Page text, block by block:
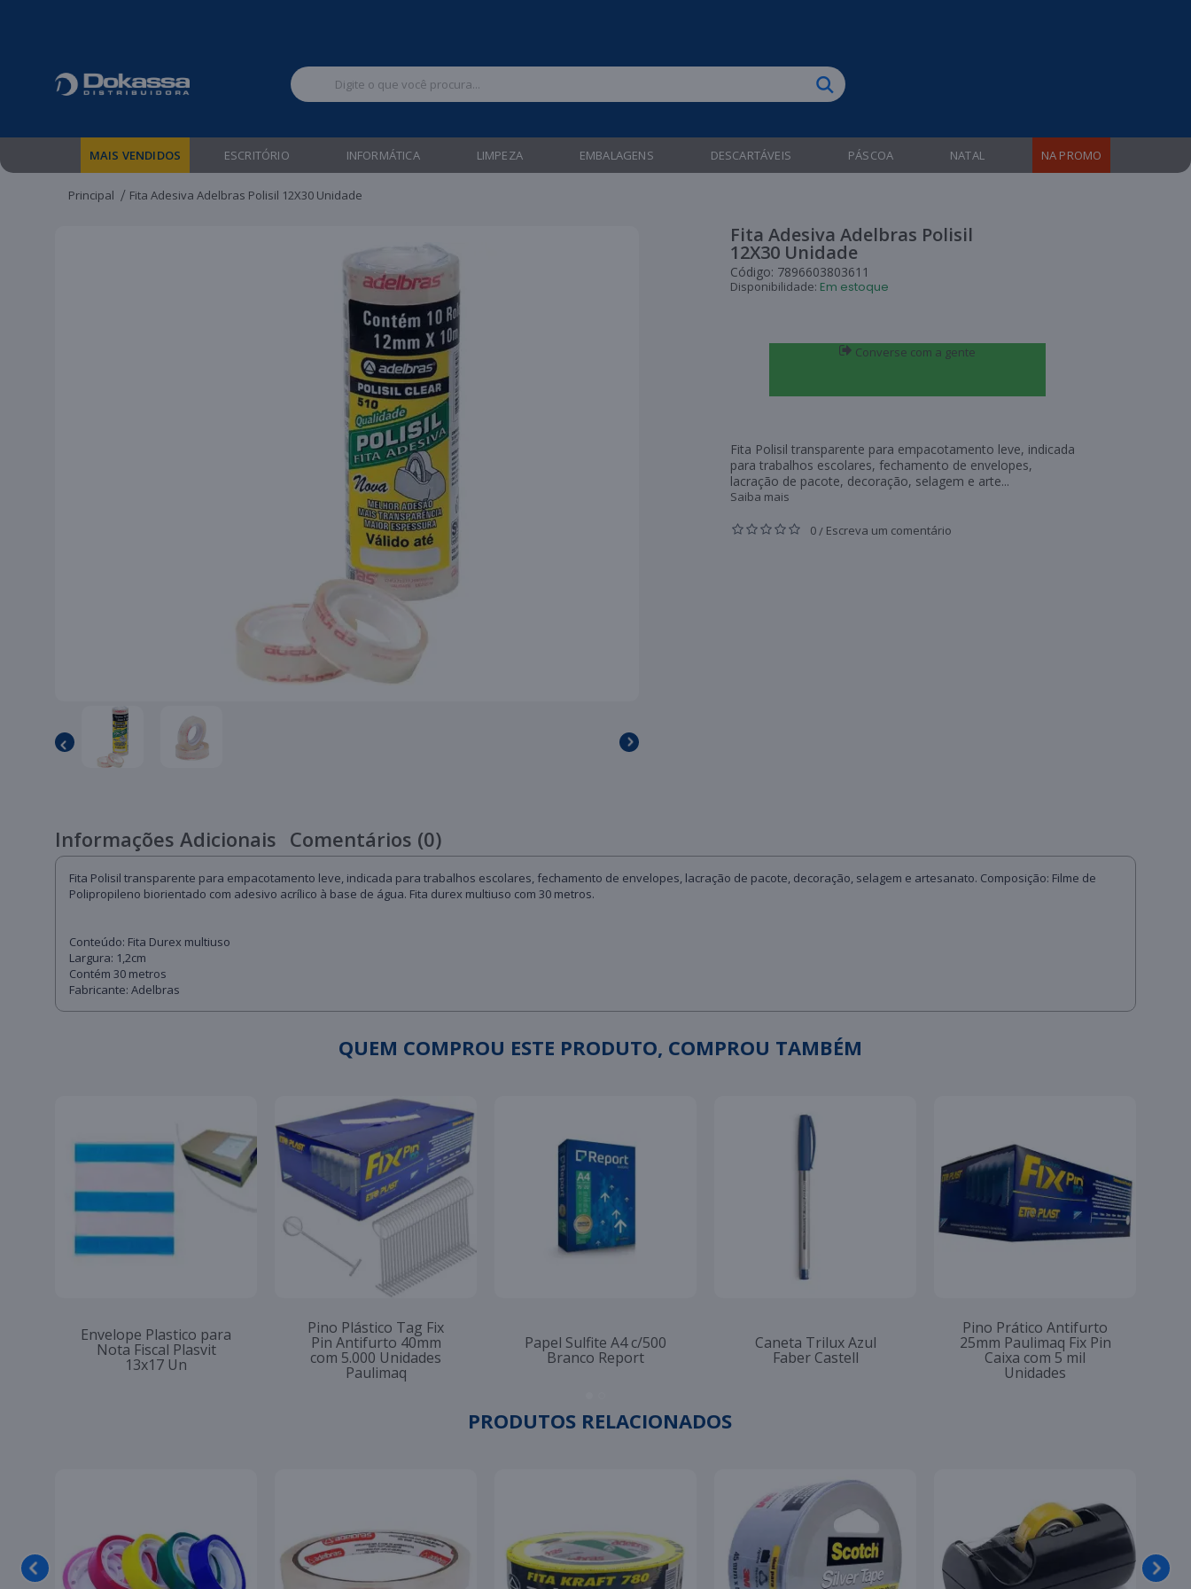
MAIS VENDIDOS ESCRITÓRIO INFORMÁTICA LIMPEZA EMBALAGENS DESCARTÁVEIS PÁSCOA NATAL NA PROMO
Principal Fita Adesiva Adelbras Polisil 12X30 Unidade
Fita Adesiva Adelbras Polisil
12X30 Unidade
Código: 7896603803611
Disponibilidade: Em estoque
Converse com a gente
Fita Polisil transparente para empacotamento leve, indicada
para trabalhos escolares, fechamento de envelopes,
lacração de pacote, decoração, selagem e arte...
Saiba mais
0/ Escreva um comentário
Informações Adicionais Comentários (0)
Fita Polisil transparente para empacotamento leve, indicada para trabalhos escolares, fechamento de envelopes, lacração de pacote, decoração, selagem e artesanato. Composição: Filme de
Polipropileno biorientado com adesivo acrílico à base de água. Fita durex multiuso com 30 metros.
Conteúdo: Fita Durex multiuso
Largura: 1,2cm
Contém 30 metros
Fabricante: Adelbras
QUEM COMPROU ESTE PRODUTO, COMPROU TAMBÉM
Envelope Plastico para
Nota Fiscal Plasvit
13x17 Un
Pino Plástico Tag Fix
Pin Antifurto 40mm
com 5.000 Unidades
Paulimaq
Papel Sulfite A4 c/500
Branco Report
Caneta Trilux Azul
Faber Castell
Pino Prático Antifurto
25mm Paulimaq Fix Pin
Caixa com 5 mil
Unidades
PRODUTOS RELACIONADOS